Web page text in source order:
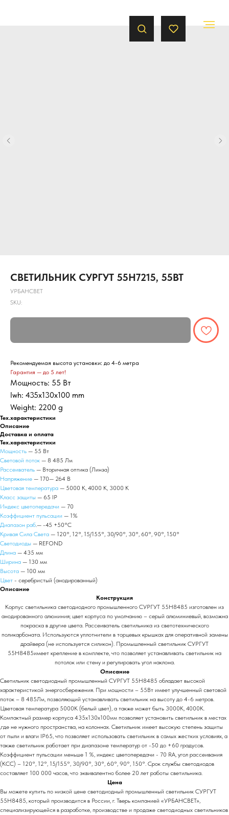
CВЕТИЛЬНИК СУРГУТ 55Н7215, 55ВТ
УРБАНСВЕТ
SKU:
Рекомендуемая высота установки: до 4-6 метра
Гарантия — до 5 лет!
Мощность: 55 Вт
lwh: 435x130x100 mm
Weight: 2200 g
Тех.характеристики
Описание
Доставка и оплата
Тех.характеристики
Мощность — 55 Вт
Световой поток — 8 485 Лм
Рассеиватель — Вторичная оптика (Линза)
Напряжение — 170— 264 В
Цветовая температура — 5000 К, 4000 К, 3000 К
Класс защиты — 65 IP
Индекс цветопередачи — 70
Коэффициент пульсации — 1%
Диапазон раб.— -45 +50°С
Кривая Сила Света — 120°, 12°, 15/155°, 30/90°, 30°, 60°, 90°, 150°
Светодиоды — REFOND
Длина — 435 мм
Ширина — 130 мм
Высота — 100 мм
Цвет - серебристый (анодированный)
Описание
Конструкция
Корпус светильника светодиодного промышленного СУРГУТ 55Н8485 изготовлен из
анодированного алюминия; цвет корпуса по умолчанию – серый алюминиевый, возможна
покраска в другие цвета. Рассеиватель светильника из светотехнического
поликарбоната. Используются уплотнители в торцевых крышках для оперативной замены
драйвера (не используется силикон). Промышленный светильник СУРГУТ
55Н8485имеет крепление в комплекте, что позволяет устанавливать светильник на
потолок или стену и регулировать угол наклона.
Описание
Светильник светодиодный промышленный СУРГУТ 55Н8485 обладает высокой
характеристикой энергосбережения. При мощности – 55Вт имеет улучшенный световой
поток – 8 485Лм, позволяющий устанавливать светильник на высоту до 4-6 метров.
Цветовая температура 5000К (белый цвет), а также может быть 3000К, 4000К.
Компактный размер корпуса 435х130х100мм позволяет установить светильник в местах
,где не нужного пространства, на колоннах. Светильник имеет высокую степень защиты
от пыли и влаги IP65, что позволяет использовать светильник в самых жестких условиях, а
также светильник работает при диапазоне температур от -50 до +60 градусов.
Коэффициент пульсации меньше 1 %, индекс цветопередачи - 70 RA, угол рассеивания
(КСС) – 120°, 12°, 15/155°, 30/90°, 30°, 60°, 90°, 150°. Срок службы светодиодов
составляет 100 000 часов, что эквивалентно более 20 лет работы светильника.
Цена
Вы можете купить по низкой цене светодиодный промышленный светильник СУРГУТ
55Н8485, который производится в России, г. Тверь компанией «УРБАНСВЕТ»,
специализирующейся в разработке, производстве и продаже светодиодных светильников